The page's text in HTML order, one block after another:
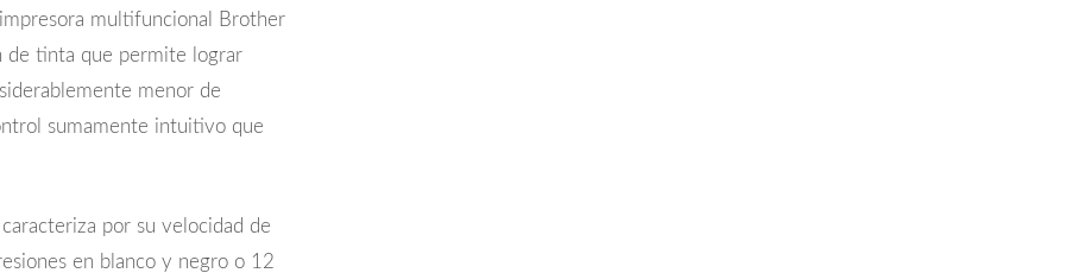
multifuncional Brother
de tinta que permite lograr
menor de
sumamente intuitivo que
por su velocidad de
en blanco y negro o 12